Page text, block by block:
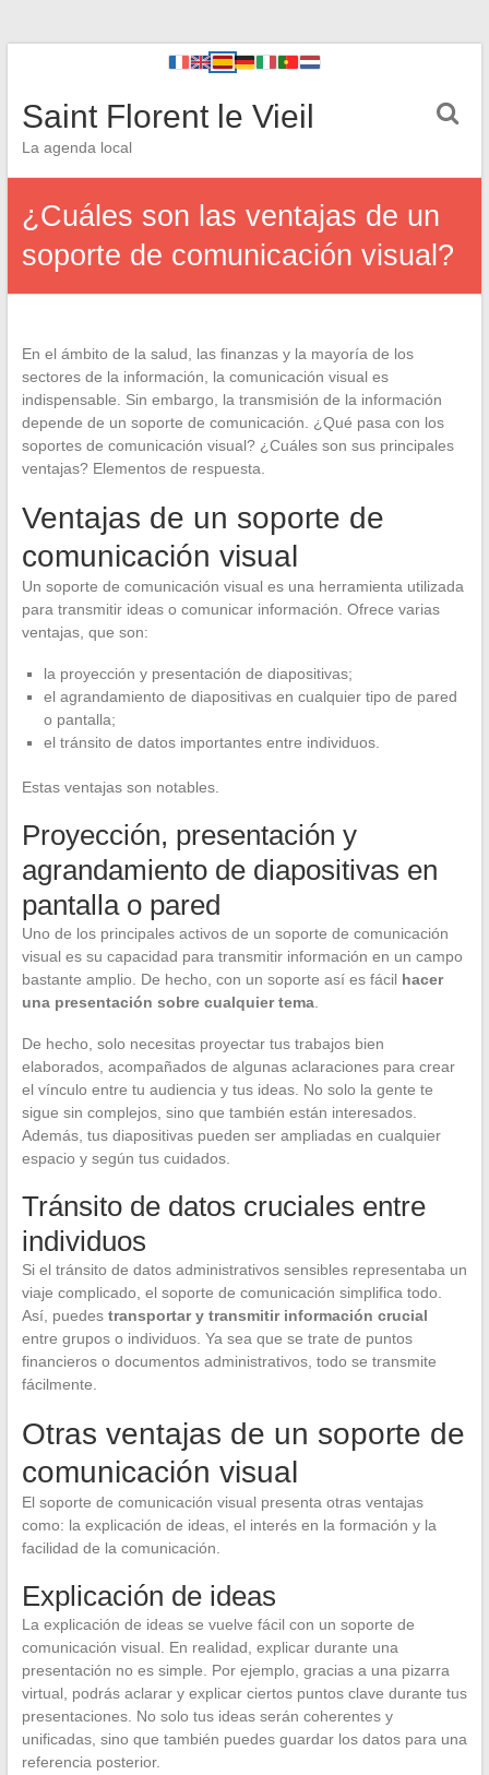
Saint Florent le Vieil
La agenda local
¿Cuáles son las ventajas de un
soporte de comunicación visual?
En el ámbito de la salud, las finanzas y la mayoría de los
sectores de la información, la comunicación visual es
indispensable. Sin embargo, la transmisión de la información
depende de un soporte de comunicación. ¿Qué pasa con los
soportes de comunicación visual? ¿Cuáles son sus principales
ventajas? Elementos de respuesta.
Ventajas de un soporte de
comunicación visual
Un soporte de comunicación visual es una herramienta utilizada
para transmitir ideas o comunicar información. Ofrece varias
ventajas, que son:
la proyección y presentación de diapositivas;
el agrandamiento de diapositivas en cualquier tipo de pared
o pantalla;
el tránsito de datos importantes entre individuos.
Estas ventajas son notables.
Proyección, presentación y
agrandamiento de diapositivas en
pantalla o pared
Uno de los principales activos de un soporte de comunicación
visual es su capacidad para transmitir información en un campo
bastante amplio. De hecho, con un soporte así es fácil hacer
una presentación sobre cualquier tema.
De hecho, solo necesitas proyectar tus trabajos bien
elaborados, acompañados de algunas aclaraciones para crear
el vínculo entre tu audiencia y tus ideas. No solo la gente te
sigue sin complejos, sino que también están interesados.
Además, tus diapositivas pueden ser ampliadas en cualquier
espacio y según tus cuidados.
Tránsito de datos cruciales entre
individuos
Si el tránsito de datos administrativos sensibles representaba un
viaje complicado, el soporte de comunicación simplifica todo.
Así, puedes transportar y transmitir información crucial
entre grupos o individuos. Ya sea que se trate de puntos
financieros o documentos administrativos, todo se transmite
fácilmente.
Otras ventajas de un soporte de
comunicación visual
El soporte de comunicación visual presenta otras ventajas
como: la explicación de ideas, el interés en la formación y la
facilidad de la comunicación.
Explicación de ideas
La explicación de ideas se vuelve fácil con un soporte de
comunicación visual. En realidad, explicar durante una
presentación no es simple. Por ejemplo, gracias a una pizarra
virtual, podrás aclarar y explicar ciertos puntos clave durante tus
presentaciones. No solo tus ideas serán coherentes y
unificadas, sino que también puedes guardar los datos para una
referencia posterior.